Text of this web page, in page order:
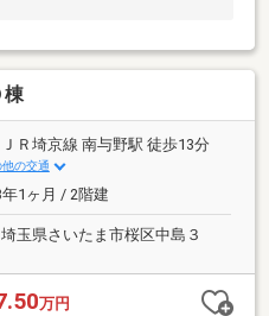
ＪＲ埼京線 南与野駅 徒歩13分
他の交通
1ヶ月 / 2階建
埼玉県さいたま市桜区中島３
万円